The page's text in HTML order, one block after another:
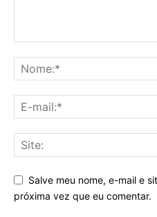
Salve meu nome, e-mail e
próxima vez que eu comentar.